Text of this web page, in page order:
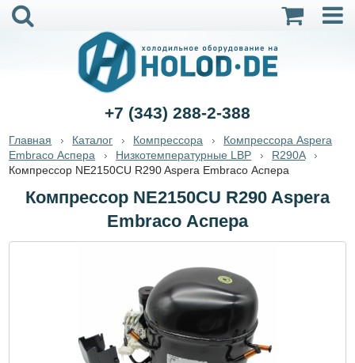
+7 (343) 288-2-388
Главная Каталог Компрессора
Компрессора Aspera
Embraco Аспера
Низкотемпературные LBP
R290A
Компрессор NE2150CU R290 Aspera Embraco Аспера
Компрессор NE2150CU R290 Aspera
Embraco Аспера